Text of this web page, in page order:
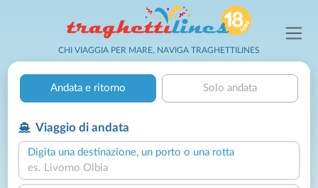
CHI VIAGGIA PER MARE, NAVIGA TRAGHETTILINES
Andata e ritorno Solo andata
Viaggio di andata
Digita una destinazione, un porto o una rotta